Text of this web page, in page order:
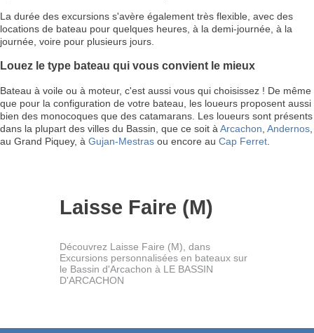
La durée des excursions s'avère également très flexible, avec des
locations de bateau pour quelques heures, à la demi-journée, à la
journée, voire pour plusieurs jours.
Louez le type bateau qui vous convient le mieux
Bateau à voile ou à moteur, c'est aussi vous qui choisissez ! De même
que pour la configuration de votre bateau, les loueurs proposent aussi
bien des monocoques que des catamarans. Les loueurs sont présents
dans la plupart des villes du Bassin, que ce soit à Arcachon Andernos
au Grand Piquey, à Gujan-Mestras ou encore au Cap Ferret
Laisse Faire (M)
Découvrez Laisse Faire (M), dans
Excursions personnalisées en bateaux sur
le Bassin d'Arcachon à LE BASSIN
D'ARCACHON